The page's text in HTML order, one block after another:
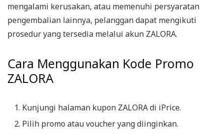
mengalami kerusakan, atau memenuhi persyaratan
pengembalian lainnya, pelanggan dapat mengikuti
prosedur yang tersedia melalui akun ZALORA.
Cara Menggunakan Kode Promo
ZALORA
Kunjungi halaman kupon ZALORA di iPrice.
Pilih promo atau voucher yang diinginkan.